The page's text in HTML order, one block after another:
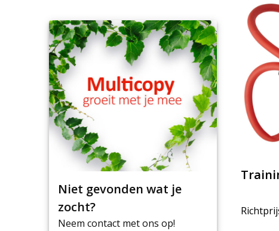
Niet gevonden wat je
zocht?
Neem contact met ons op!